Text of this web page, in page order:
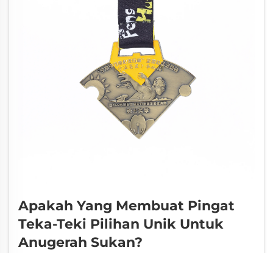
Apakah Yang Membuat Pingat
Teka-Teki Pilihan Unik Untuk
Anugerah Sukan?